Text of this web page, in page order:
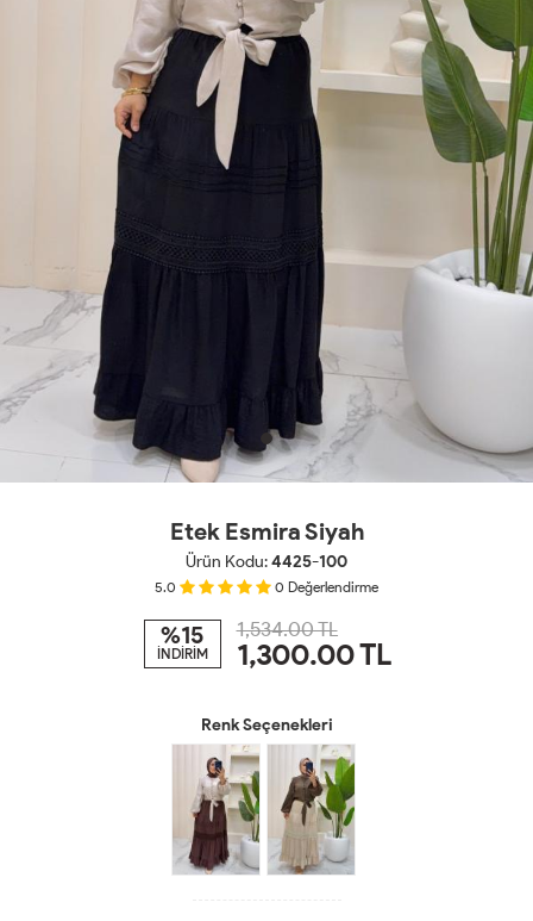
Etek Esmira Siyah
Ürün Kodu:4425-100
5.0 0 Değerlendirme
%15
İNDİRİM
1,534.00 TL
1,300.00TL
Renk Seçenekleri